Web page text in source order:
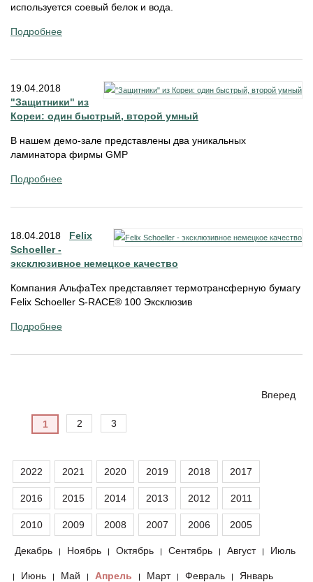
используется соевый белок и вода.
Подробнее
19.04.2018
"Защитники" из
Кореи: один быстрый, второй умный
В нашем демо-зале представлены два уникальных
ламинатора фирмы GMP
Подробнее
18.04.2018 Felix
Schoeller -
эксклюзивное немецкое качество
Компания АльфаТех представляет термотрансферную бумагу
Felix Schoeller S-RACE® 100 Эксклюзив
Подробнее
Вперед
1 2 3
2022 2021 2020 2019 2018 2017
2016 2015 2014 2013 2012 2011
2010 2009 2008 2007 2006 2005
Декабрь | Ноябрь | Октябрь | Сентябрь | Август | Июль
| Июнь | Май | Апрель | Март | Февраль | Январь